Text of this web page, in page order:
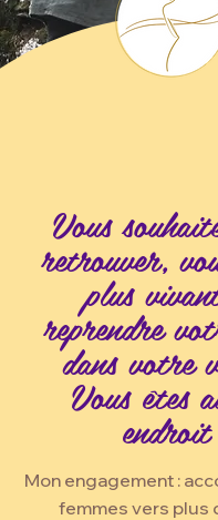
Vous
retrouver,
plus
reprendre
dans votre
Vous êtes
Mon engagement :
femmes vers plus